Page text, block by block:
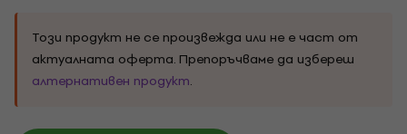
Този продукт не се произвежда или не е част от
актуалната оферта. Препоръчваме да избереш
алтернативен продукт.